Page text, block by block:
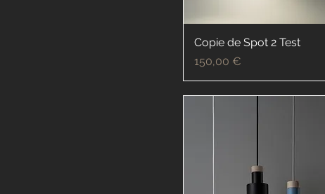
Copie de Spot 2 Test
Prix
150,00 €